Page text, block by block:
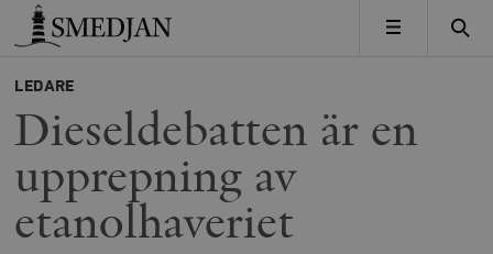
Timbro
MENY
LEDARE
Dieseldebatten är en
upprepning av
etanolhaveriet